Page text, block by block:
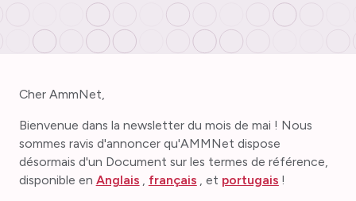
Cher AmmNet,
Bienvenue dans la newsletter du mois de mai ! Nous
sommes ravis d'annoncer qu'AMMNet dispose
désormais d'un Document sur les termes de référence,
disponible en Anglais , français , et portugais !